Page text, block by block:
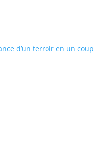
d’un terroir en un